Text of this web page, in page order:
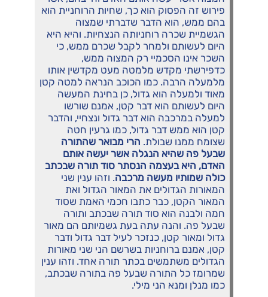
פירוש זה הפסוק הוא כך, שחיות הרוחניית הוא
בהם ממש, הוא הדבר שדברתי שמצוה
הגשמיית שכרה רוחניותה הנצחיות. והיא היא
היום לעשותם ולמחר לקבל שכרם ממש, כי
השכר אינו הסכמיי רק המצוה ממש,
כדפירשתי מקדש מלמטה מעט מקדשין אותו
מלמעלה הרבה. כמו הכוכב הנראה למטה קטן
מאוד ולמעלה הוא גדול, כן בחינת המעשה
היום לעשותם הוא דבר קטן, אמנם שורשו
למעלה במרכבה הוא דבר גדול ונצחיי, והדבר
קטן הוא ממש דבר גדול, כמו גרעין חטה
שצומח ממנו שבולת. הרי מבואר שהתורה
שבעל פה שהיא הנגלה אשר יעשה אותם
האדם, היא בעצמה הנסתר סוד תורה שבכתב
כולה שמותיו מעשה מרכבה. וזהו ענין שני
המאורות הגדולים את המאור הגדול ואת
המאור הקטן, כבר כתבו חכמי האמת שסוד
חמה ולבנה הוא סוד תורה שבכתב ותורה
שבעל פה. והנה עתה בעת גשמיותם הם מאור
גדול ומאור קטן, כנזכר לעיל דבר גדול ודבר
קטן, אמנם ברוחניות בשרשם הני שני מאורות
הגדולים משתמשים בכתר תורה אחד. וזהו ענין
שמרומז כל התורה שבעל פה בתורה שבכתב,
כמו מנלן ומנא הני מילי.